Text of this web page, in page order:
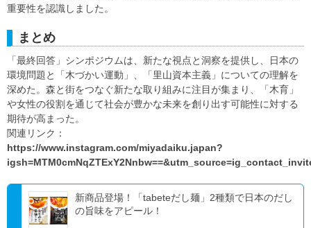
重要性を認識しました。
まとめ
「最終回答」シンポジウムは、新たな視点と洞察を提供し、日本の
環境問題と「木づかい運動」、「里山資本主義」についての理解を
深めた。森と街をつなぐ新たな取り組みに注目が集まり、「木育」
や女性の役割を通じて社会が豊かな未来を創り出す可能性に対する
期待が高まった。
関連リンク：
https://www.instagram.com/miyadaiku.japan?
新商品登場！「tabeteだし麺」2種類で日本のだし
の旨味をアピール！